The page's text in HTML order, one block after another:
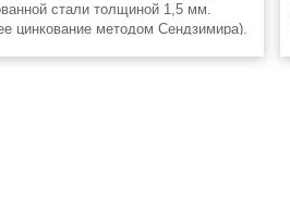
стали толщиной 1,5 мм.
цинкование методом Сендзимира).